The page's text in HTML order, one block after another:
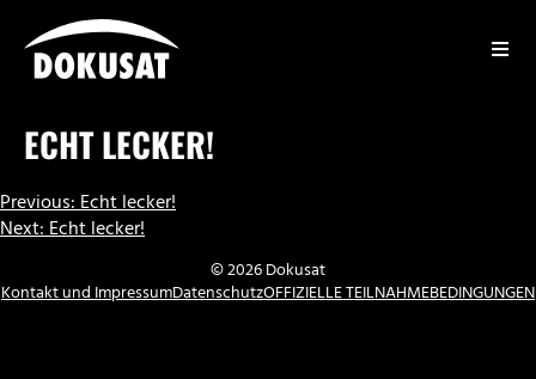
Inhalt
springen
ECHT LECKER!
BEITRAGSNAVIGATION
Previous:Echt lecker!
Next:Echt lecker!
© 2026 Dokusat
Kontakt und ImpressumDatenschutzOFFIZIELLE TEILNAHMEBEDINGUNGEN